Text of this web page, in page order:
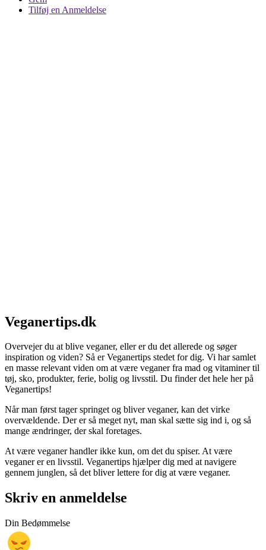
Tilføj en Anmeldelse
Veganertips.dk
Overvejer du at blive veganer, eller er du det allerede og søger
inspiration og viden? Så er Veganertips stedet for dig. Vi har samlet
en masse relevant viden om at være veganer fra mad og vitaminer til
tøj, sko, produkter, ferie, bolig og livsstil. Du finder det hele her på
Veganertips!
Når man først tager springet og bliver veganer, kan det virke
overvældende. Der er så meget nyt, man skal sætte sig ind i, og så
mange ændringer, der skal foretages.
At være veganer handler ikke kun, om det du spiser. At være
veganer er en livsstil. Veganertips hjælper dig med at navigere
gennem junglen, så det bliver lettere for dig at være veganer.
Skriv en anmeldelse
Din Bedømmelse